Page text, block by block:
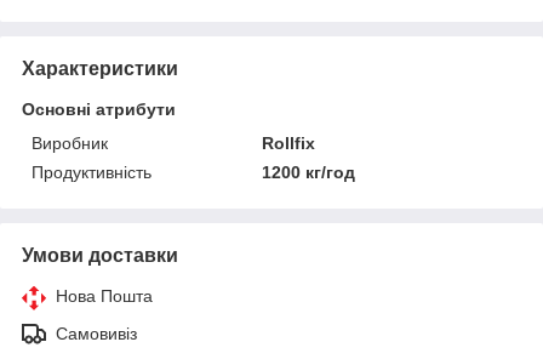
Характеристики
Основні атрибути
Виробник
Rollfix
Продуктивність
1200 кг/год
Умови доставки
Нова Пошта
Самовивіз